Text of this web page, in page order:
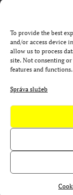
To provide the best
and/or access device
allow us to process
site. Not consenting
features and functions.
Správa služeb
RYCHLÉ
Watch&Know
Kontakty
FAQ
Camp 4Science
Materiály pro
Copyright ©